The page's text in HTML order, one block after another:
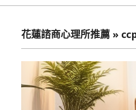
花蓮諮商心理所推薦 »